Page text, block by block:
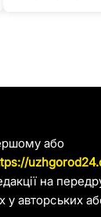
або
на
у авторських